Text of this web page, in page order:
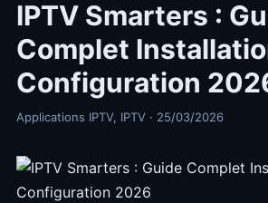
IPTV Smarters :
Complet
Configuration
Applications IPTV, IPTV · 25/03/2026